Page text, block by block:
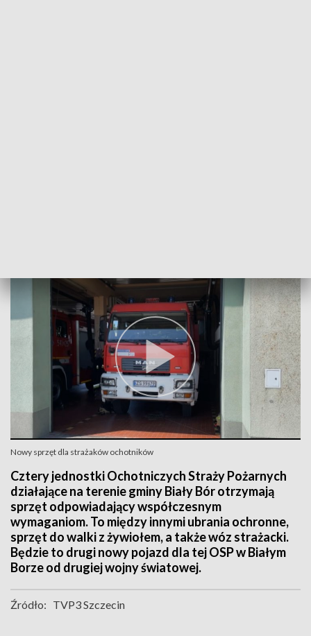
Nowy sprzęt dla strażaków ochotników
Cztery jednostki Ochotniczych Straży Pożarnych
działające na terenie gminy Biały Bór otrzymają
sprzęt odpowiadający współczesnym
wymaganiom. To między innymi ubrania ochronne,
sprzęt do walki z żywiołem, a także wóz strażacki.
Będzie to drugi nowy pojazd dla tej OSP w Białym
Borze od drugiej wojny światowej.
Źródło: TVP3 Szczecin